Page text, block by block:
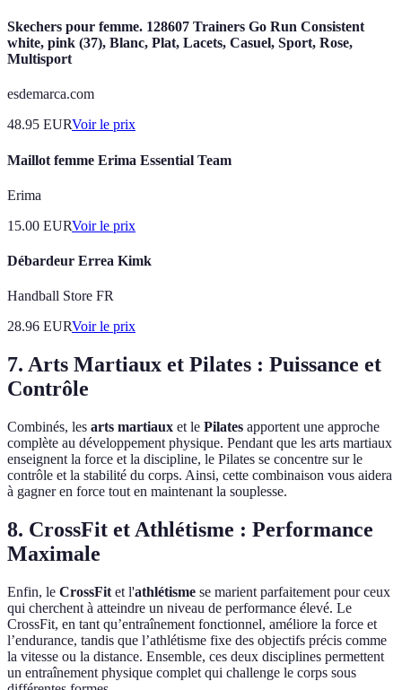
Skechers pour femme. 128607 Trainers Go Run Consistent
white, pink (37), Blanc, Plat, Lacets, Casuel, Sport, Rose,
Multisport
esdemarca.com
48.95 EURVoir le prix
Maillot femme Erima Essential Team
Erima
15.00 EURVoir le prix
Débardeur Errea Kimk
Handball Store FR
28.96 EURVoir le prix
7. Arts Martiaux et Pilates : Puissance et
Contrôle
Combinés, les arts martiaux et le Pilates apportent une approche
complète au développement physique. Pendant que les arts martiaux
enseignent la force et la discipline, le Pilates se concentre sur le
contrôle et la stabilité du corps. Ainsi, cette combinaison vous aidera
à gagner en force tout en maintenant la souplesse.
8. CrossFit et Athlétisme : Performance
Maximale
Enfin, le CrossFit et l'athlétisme se marient parfaitement pour ceux
qui cherchent à atteindre un niveau de performance élevé. Le
CrossFit, en tant qu’entraînement fonctionnel, améliore la force et
l’endurance, tandis que l’athlétisme fixe des objectifs précis comme
la vitesse ou la distance. Ensemble, ces deux disciplines permettent
un entraînement physique complet qui challenge le corps sous